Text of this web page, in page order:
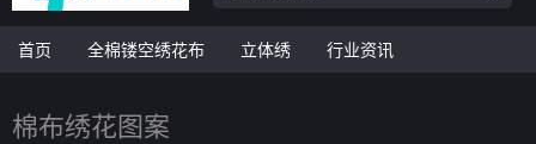
首页 全棉镂空绣花布 立体绣 行业资讯
棉布绣花图案